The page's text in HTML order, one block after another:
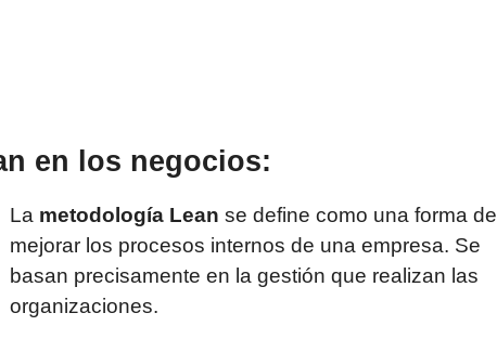
en los negocios:
La metodología Lean se define como una forma de
mejorar los procesos internos de una empresa. Se
basan precisamente en la gestión que realizan las
organizaciones.